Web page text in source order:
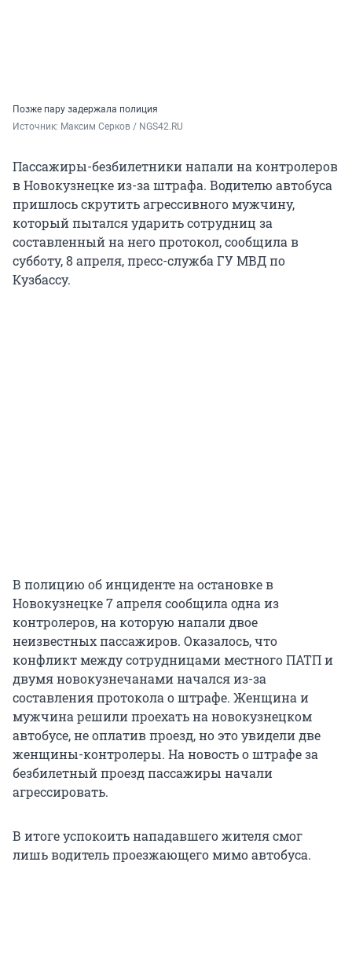
Позже пару задержала полиция
Источник: Максим Серков / NGS42.RU
Пассажиры-безбилетники напали на контролеров
в Новокузнецке из-за штрафа. Водителю автобуса
пришлось скрутить агрессивного мужчину,
который пытался ударить сотрудниц за
составленный на него протокол, сообщила в
субботу, 8 апреля, пресс-служба ГУ МВД по
Кузбассу.
В полицию об инциденте на остановке в
Новокузнецке 7 апреля сообщила одна из
контролеров, на которую напали двое
неизвестных пассажиров. Оказалось, что
конфликт между сотрудницами местного ПАТП и
двумя новокузнечанами начался из-за
составления протокола о штрафе. Женщина и
мужчина решили проехать на новокузнецком
автобусе, не оплатив проезд, но это увидели две
женщины-контролеры. На новость о штрафе за
безбилетный проезд пассажиры начали
агрессировать.
В итоге успокоить нападавшего жителя смог
лишь водитель проезжающего мимо автобуса.